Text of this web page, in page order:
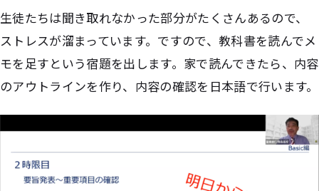
生徒たちは聞き取れなかった部分がたくさんあるので、
ストレスが溜まっています。ですので、教科書を読んでメ
モを足すという宿題を出します。家で読んできたら、内容
のアウトラインを作り、内容の確認を日本語で行います。